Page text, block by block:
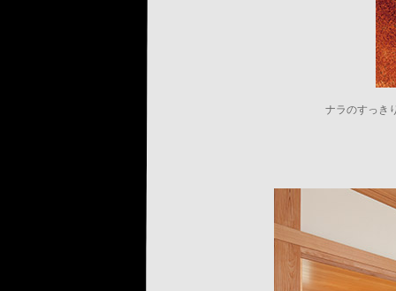
ナラのすっき